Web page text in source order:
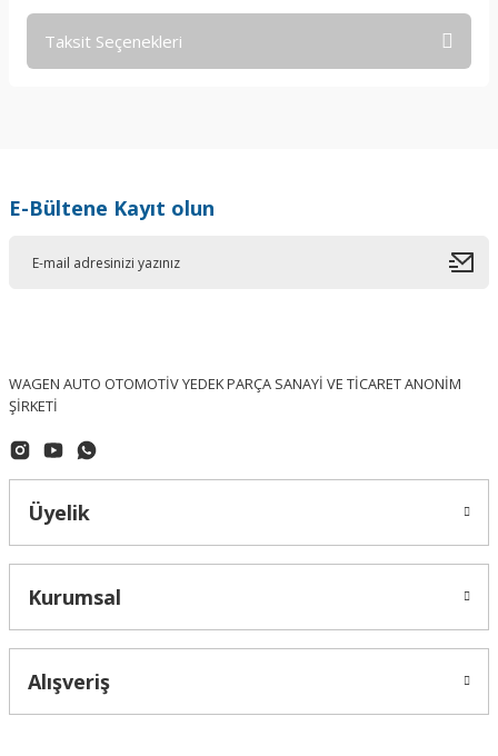
Taksit Seçenekleri
E-Bültene Kayıt olun
WAGEN AUTO OTOMOTİV YEDEK PARÇA SANAYİ VE TİCARET ANONİM
ŞİRKETİ
Üyelik
Kurumsal
Alışveriş